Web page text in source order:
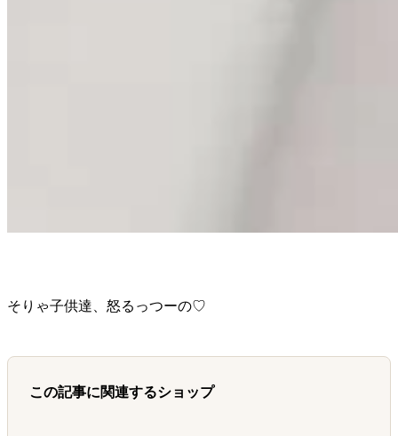
そりゃ子供達、怒るっつーの♡
この記事に関連するショップ